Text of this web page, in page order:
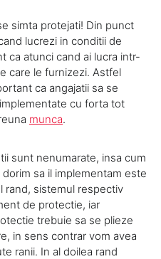
simta protejati! Din punct
lucrezi in conditii de
ca atunci cand ai lucra intr-
care le furnizezi. Astfel
ca angajatii sa se
cu forta tot
munca.
sunt nenumarate, insa cum
sa il implementam este
rand, sistemul respectiv
de protectie, iar
trebuie sa se plieze
in sens contrar vom avea
ranii. In al doilea rand